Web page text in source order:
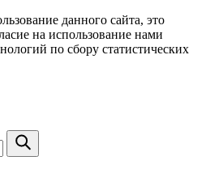
данного сайта, это
на использование нами
по сбору статистических